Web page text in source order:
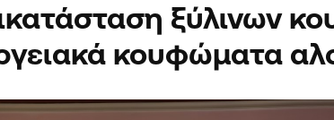
ξύλινων
κουφώματα